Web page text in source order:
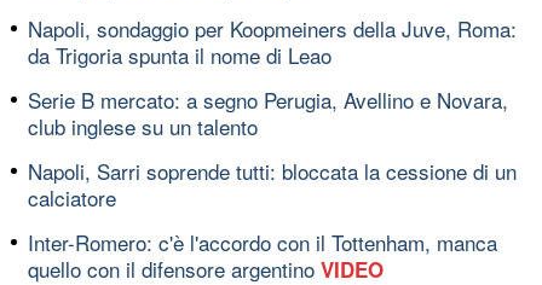
Napoli, sondaggio per Koopmeiners della Juve, Roma:
da Trigoria spunta il nome di Leao
Serie B mercato: a segno Perugia, Avellino e Novara,
club inglese su un talento
Napoli, Sarri soprende tutti: bloccata la cessione di un
calciatore
Inter-Romero: c'è l'accordo con il Tottenham, manca
quello con il difensore argentino VIDEO